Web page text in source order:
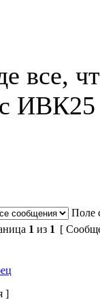
все,
ИВК25
Поле
1 из 1 [
]